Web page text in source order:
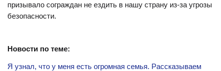
призывало сограждан не ездить в нашу страну из-за угрозы
безопасности.
Новости по теме:
Я узнал, что у меня есть огромная семья. Рассказываем